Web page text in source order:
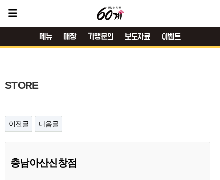
메뉴 매장 가맹문의 보도자료 이벤트
STORE
이전글 다음글
충남아산신창점